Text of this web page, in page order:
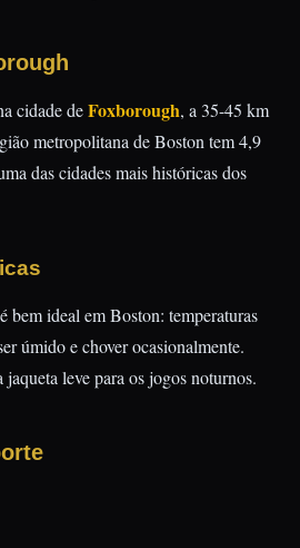
cidade deFoxborough, a 35-45 km
metropolitana de Boston tem 4,9
das cidades mais históricas dos
ideal em Boston: temperaturas
úmido e chover ocasionalmente.
leve para os jogos noturnos.